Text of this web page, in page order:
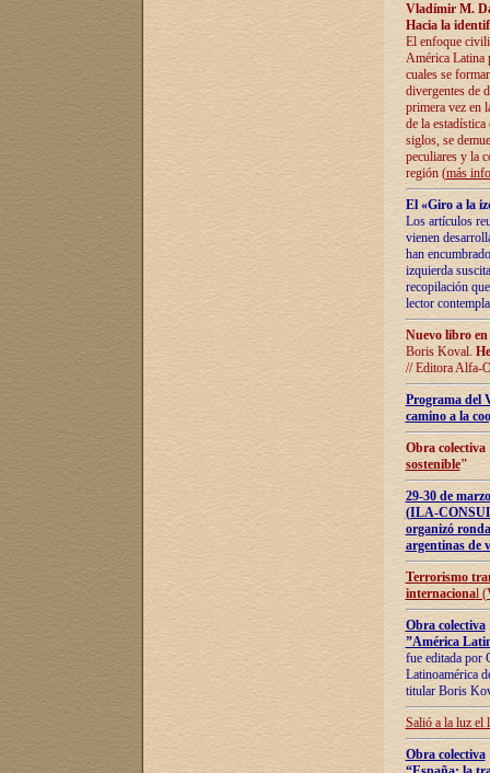
Vladímir M.
Hacia la
El enfoque
América Latina
cuales se
divergentes de
primera vez en
de la
siglos, se
peculiares y la
región (más
El «Giro a la
Los artículos
vienen
han
izquierda
recopilación
lector
Nuevo libro
Boris Koval.
// Editora Alfa-
Programa del
camino a la
Obra
sostenible"
29-30 de
(ILA-
organizó
argentinas de
Terrorismo
internacional
Obra colectiva
”América
fue editada por
Latinoamérica
titular Boris
Salió a la luz el
Obra colectiva